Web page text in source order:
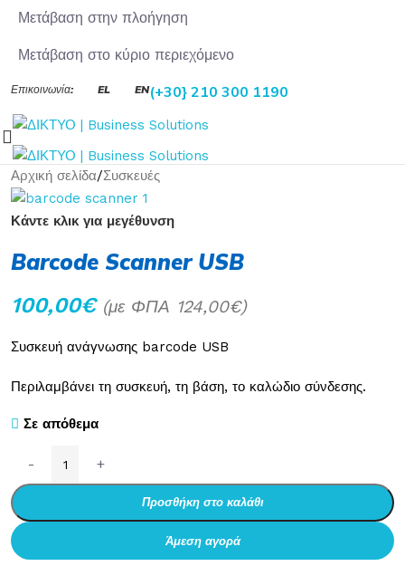
Μετάβαση στην πλοήγηση
Μετάβαση στο κύριο περιεχόμενο
Επικοινωνία: EL EN(+30} 210 300 1190
Αρχική σελίδα/Συσκευές
Κάντε κλικ για μεγέθυνση
Barcode Scanner USB
100,00€ (με ΦΠΑ 124,00€)
Συσκευή ανάγνωσης barcode USB
Περιλαμβάνει τη συσκευή, τη βάση, το καλώδιο σύνδεσης.
Σε απόθεμα
- +
Προσθήκη στο καλάθι
Άμεση αγορά